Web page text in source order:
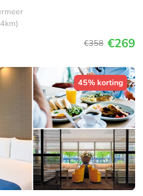
€358 €269
45% korting